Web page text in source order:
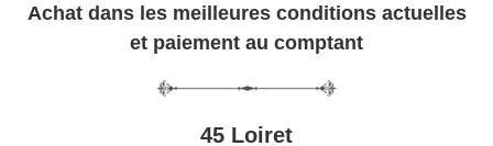
Achat dans les meilleures conditions actuelles
et paiement au comptant
45 Loiret